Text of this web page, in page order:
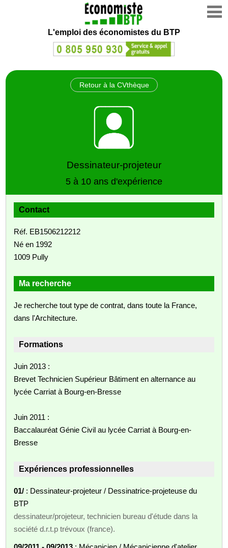
L'emploi des économistes du BTP
Retour à la CVthèque
Dessinateur-projeteur
5 à 10 ans d'expérience
Contact
Réf. EB1506212212
Né en 1992
1009 Pully
Ma recherche
Je recherche tout type de contrat, dans toute la France,
dans l'Architecture.
Formations
Juin 2013 :
Brevet Technicien Supérieur Bâtiment en alternance au
lycée Carriat à Bourg-en-Bresse
Juin 2011 :
Baccalauréat Génie Civil au lycée Carriat à Bourg-en-
Bresse
Expériences professionnelles
01/ : Dessinateur-projeteur / Dessinatrice-projeteuse du
BTP
dessinateur/projeteur, technicien bureau d'étude dans la
société d.r.t.p trévoux (france).